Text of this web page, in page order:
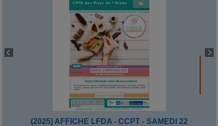
(2025) AFFICHE LFDA - CCPT - SAMEDI 22